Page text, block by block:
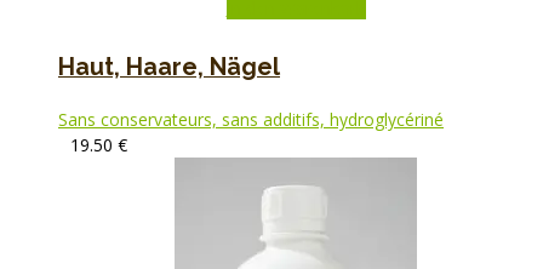
Haut, Haare, Nägel
Sans conservateurs, sans additifs, hydroglycériné
19.50 €